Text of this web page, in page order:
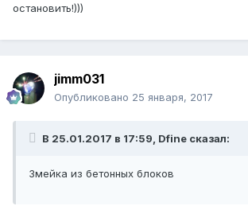
остановить!)))
jimm031
Опубликовано 25 января, 2017
В 25.01.2017 в 17:59, Dfine сказал:
Змейка из бетонных блоков